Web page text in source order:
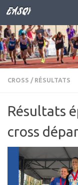
Skip to content
EASQY
CROSS / RÉSULTATS
Résultats
cross